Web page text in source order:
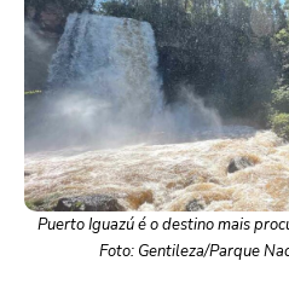
Puerto Iguazú é o destino mais
Foto: Gentileza/Parque